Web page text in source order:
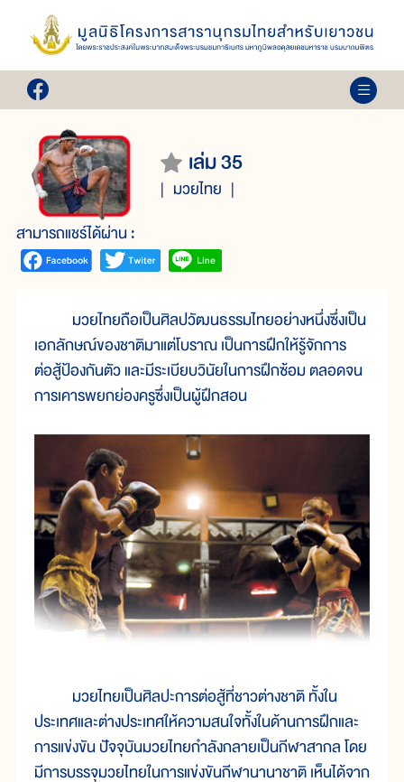
เล่ม 35
มวยไทย
สามารถแชร์ได้ผ่าน :
มวยไทยถือเป็นศิลปวัฒนธรรมไทยอย่างหนึ่งซึ่งเป็น
เอกลักษณ์ของชาติมาแต่โบราณ เป็นการฝึกให้รู้จักการ
ต่อสู้ป้องกันตัว และมีระเบียบวินัยในการฝึกซ้อม ตลอดจน
การเคารพยกย่องครูซึ่งเป็นผู้ฝึกสอน
มวยไทยเป็นศิลปะการต่อสู้ที่ชาวต่างชาติ ทั้งใน
ประเทศและต่างประเทศให้ความสนใจทั้งในด้านการฝึกและ
การแข่งขัน ปัจจุบันมวยไทยกำลังกลายเป็นกีฬาสากล โดย
มีการบรรจุมวยไทยในการแข่งขันกีฬานานาชาติ เห็นได้จาก